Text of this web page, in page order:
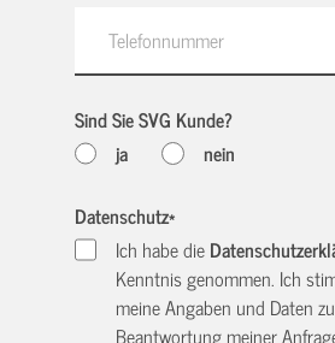
Sind Sie SVG Kunde?
ja
nein
Datenschutz*
Ich habe die
Kenntnis genommen. Ich
meine Angaben und Daten
Beantwortung meiner